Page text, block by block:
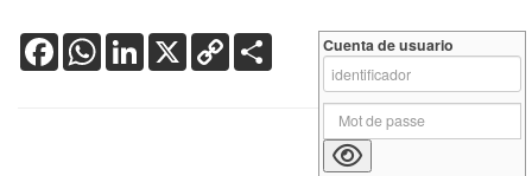
FacebookWhatsApp
LinkedIn
X Copy
Link
Cuenta de usuario